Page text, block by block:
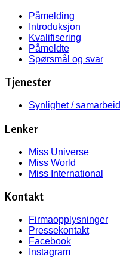
Påmelding
Introduksjon
Kvalifisering
Påmeldte
Spørsmål og svar
Tjenester
Synlighet / samarbeid
Lenker
Miss Universe
Miss World
Miss International
Kontakt
Firmaopplysninger
Pressekontakt
Facebook
Instagram